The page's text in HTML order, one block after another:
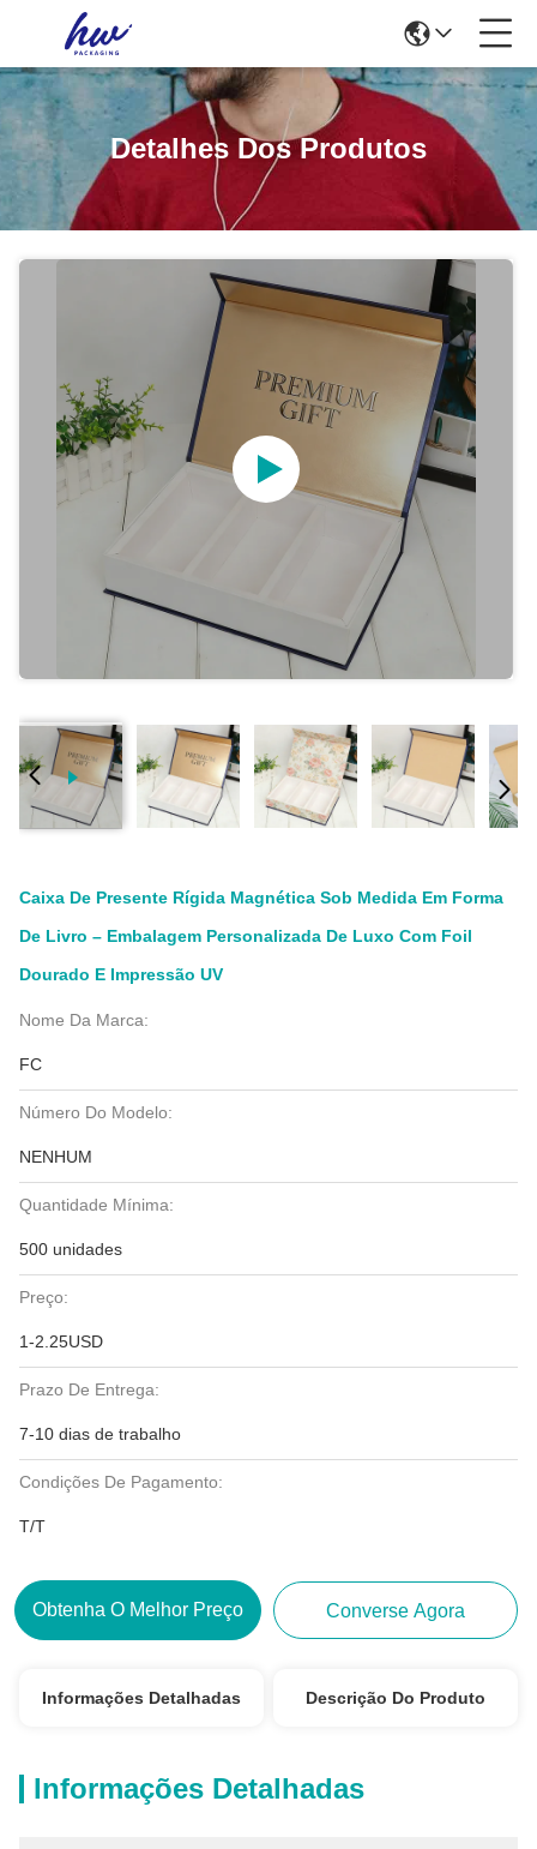
Detalhes Dos Produtos
Caixa De Presente Rígida Magnética Sob Medida Em Forma
De Livro – Embalagem Personalizada De Luxo Com Foil
Dourado E Impressão UV
Nome Da Marca:
FC
Número Do Modelo:
NENHUM
Quantidade Mínima:
500 unidades
Preço:
1-2.25USD
Prazo De Entrega:
7-10 dias de trabalho
Condições De Pagamento:
T/T
Obtenha O Melhor Preço Converse Agora
Informações Detalhadas Descrição Do Produto
Informações Detalhadas